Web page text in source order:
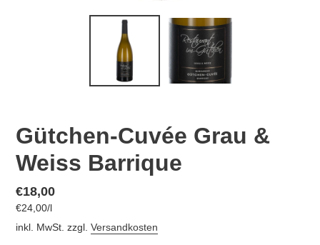
V
O
R
G
E
S
E
Gütchen-Cuvée Grau &
Weiss Barrique
Normaler
Preis
€18,00
Einzelpreis
€24,00/pro
l
inkl. MwSt. zzgl. Versandkosten